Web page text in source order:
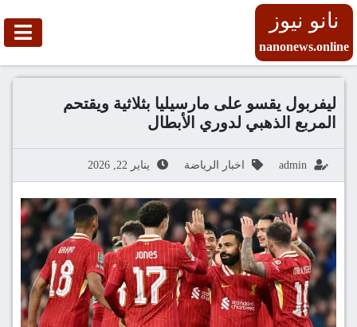
نانو نيوز
nanonews.online
ليفربول يقسو على مارسيليا بثلاثية ويقتحم
المربع الذهبي لدوري الأبطال
admin اخبار الرياضة يناير 22, 2026